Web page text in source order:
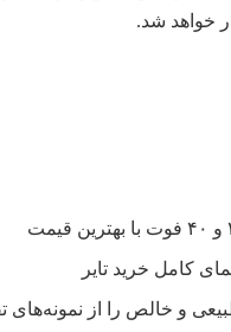
و خالص را از نمونه‌های